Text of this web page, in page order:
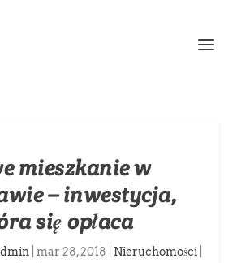
mieszkanie w
– inwestycja,
się opłaca
mar 28, 2018 Nieruchomości|